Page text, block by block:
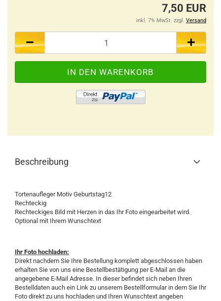
7,50 EUR
inkl. 7% MwSt. zzgl. Versand
Beschreibung
Tortenaufleger Motiv Geburtstag12
Rechteckig
Rechteckiges Bild mit Herzen in das Ihr Foto eingearbeitet wird.
Optional mit Ihrem Wunschtext
Ihr Foto hochladen:
Direkt nachdem Sie Ihre Bestellung komplett abgeschlossen haben
erhalten Sie von uns eine Bestellbestätigung per E-Mail an die
angegebene E-Mail Adresse. In dieser befindet sich neben Ihren
Bestelldaten auch ein Link zu unserem Bestellformular in dem Sie Ihr
Foto direkt zu uns hochladen und Ihren Wunschtext angeben